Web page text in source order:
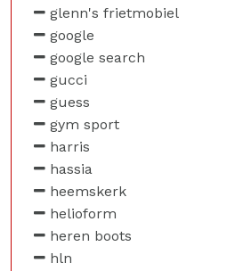
glenn's frietmobiel
google
google search
gucci
guess
gym sport
harris
hassia
heemskerk
helioform
heren boots
hln